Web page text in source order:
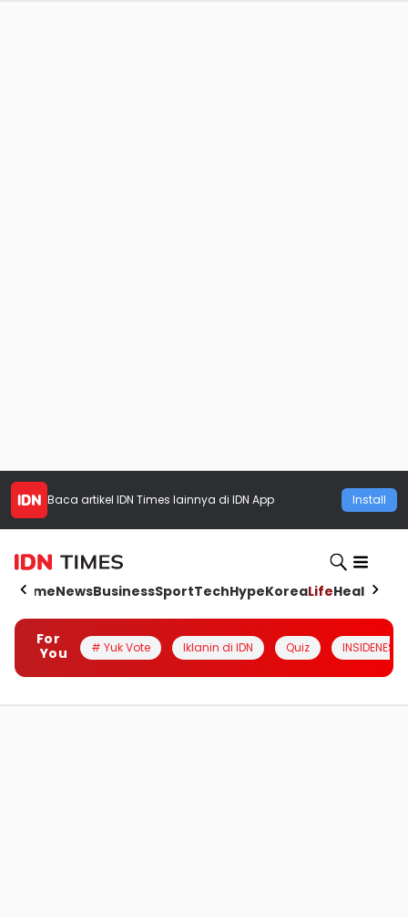
Baca artikel IDN Times lainnya di IDN App Install
HomeNewsBusinessSportTechHypeKoreaLifeHealth
For
You
# Yuk Vote Iklanin di IDN Quiz INSIDENESIA